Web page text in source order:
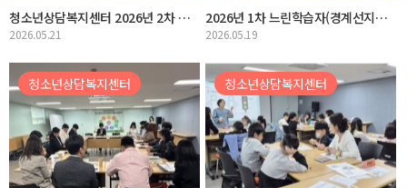
청소년상담복지센터 2026년 2차 학교폭력예방 또래상담사업 연합회 발대식 및 집단활동
2026.05.21
2026년 1차 느린학습자(경계선지능청소년) 지원사업 역량강화교육 실시
2026.05.19
청소년상담복지센터 청소년상담복지센터